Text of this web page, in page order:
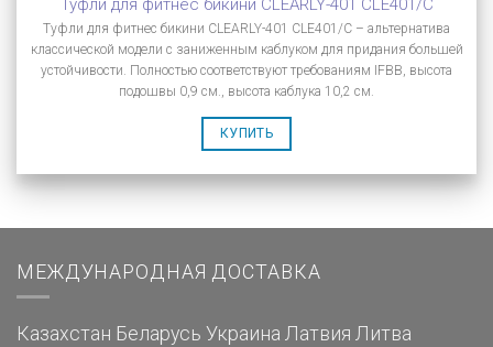
Туфли для фитнес бикини CLEARLY-401 CLE401/C – альтернатива
классической модели с заниженным каблуком для придания большей
устойчивости. Полностью соответствуют требованиям IFBB, высота
подошвы 0,9 см., высота каблука 10,2 см.
КУПИТЬ
МЕЖДУНАРОДНАЯ ДОСТАВКА
Казахстан Беларусь Украина Латвия Литва